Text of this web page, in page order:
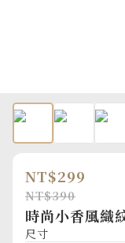
NT$299
NT$390
時尚小香風
尺寸